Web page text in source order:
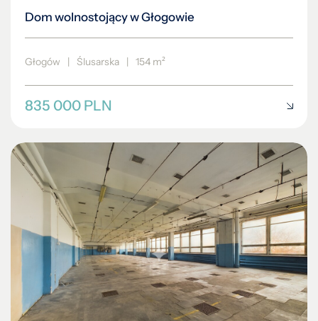
Dom wolnostojący w Głogowie
Głogów Ślusarska 154 m²
835 000 PLN